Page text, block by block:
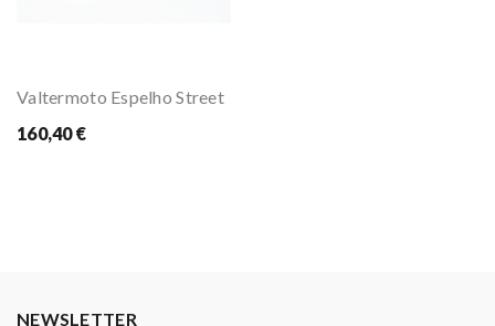
Valtermoto Espelho Street
160,40 €
NEWSLETTER